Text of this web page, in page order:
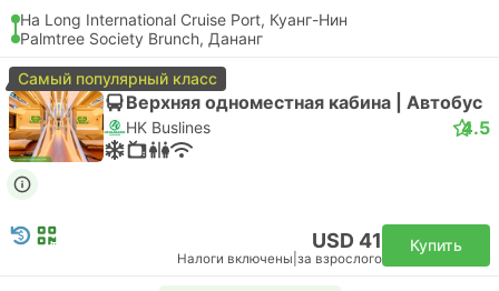
Ha Long International Cruise Port, Куанг-Нин
Palmtree Society Brunch, Дананг
Самый популярный класс
Верхняя одноместная кабина | Автобус
HK Buslines 4.5
USD 41
Налоги включены за взрослого
Купить